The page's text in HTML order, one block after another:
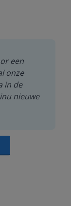
een
onze
in de
nieuwe